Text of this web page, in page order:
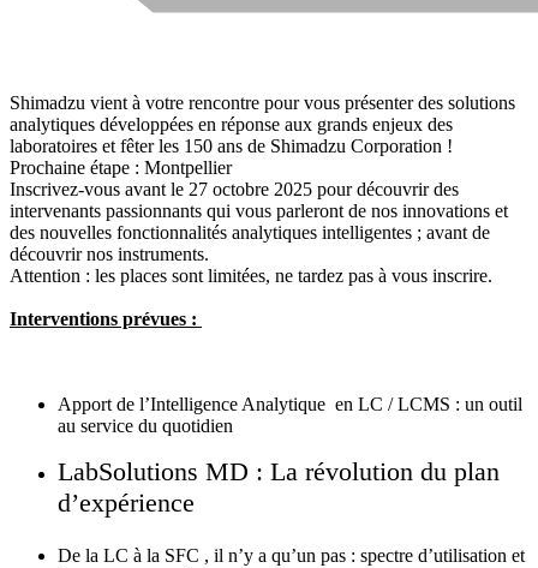
Shimadzu vient à votre rencontre pour vous présenter des solutions
analytiques développées en réponse aux grands enjeux des
laboratoires et fêter les 150 ans de Shimadzu Corporation !
Prochaine étape : Montpellier
Inscrivez-vous avant le 27 octobre 2025 pour découvrir des
intervenants passionnants qui vous parleront de nos innovations et
des nouvelles fonctionnalités analytiques intelligentes ; avant de
découvrir nos instruments.
Attention : les places sont limitées, ne tardez pas à vous inscrire.
Interventions prévues :
Apport de l’Intelligence Analytique en LC / LCMS : un outil
au service du quotidien
LabSolutions MD : La révolution du plan
d’expérience
De la LC à la SFC , il n’y a qu’un pas : spectre d’utilisation et